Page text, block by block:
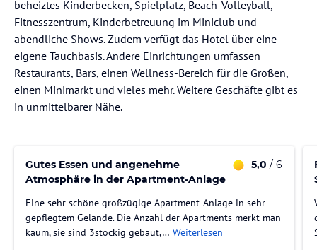
beheiztes Kinderbecken, Spielplatz, Beach-Volleyball,
Fitnesszentrum, Kinderbetreuung im Miniclub und
abendliche Shows. Zudem verfügt das Hotel über eine
eigene Tauchbasis. Andere Einrichtungen umfassen
Restaurants, Bars, einen Wellness-Bereich für die Großen,
einen Minimarkt und vieles mehr. Weitere Geschäfte gibt es
in unmittelbarer Nähe.
Gutes Essen und angenehme
Atmosphäre in der Apartment-Anlage
5,0 / 6
Eine sehr schöne großzügige Apartment-Anlage in sehr
gepflegtem Gelände. Die Anzahl der Apartments merkt man
kaum, sie sind 3stöckig gebaut,… Weiterlesen